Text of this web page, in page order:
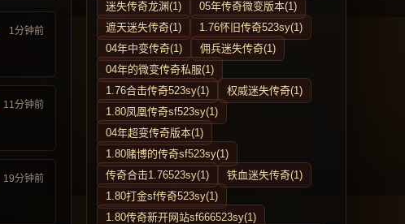
1分钟前
11分钟前
19分钟前
迷失传奇龙渊(1)
05年传奇微变版本(1)
遮天迷失传奇(1)
1.76怀旧传奇523sy(1)
04年中变传奇(1)
佣兵迷失传奇(1)
04年的微变传奇私服(1)
1.76合击传奇523sy(1)
权威迷失传奇(1)
1.80凤凰传奇sf523sy(1)
04年超变传奇版本(1)
1.80赌博的传奇sf523sy(1)
传奇合击1.76523sy(1)
铁血迷失传奇(1)
1.80打金sf传奇523sy(1)
1.80传奇新开网站sf666523sy(1)